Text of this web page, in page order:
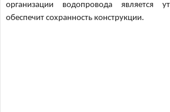
организации водопровода является
обеспечит сохранность конструкции.